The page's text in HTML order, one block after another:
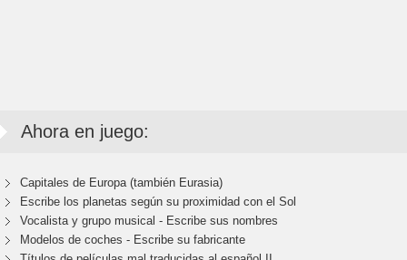
Ahora en juego:
Capitales de Europa (también Eurasia)
Escribe los planetas según su proximidad con el Sol
Vocalista y grupo musical - Escribe sus nombres
Modelos de coches - Escribe su fabricante